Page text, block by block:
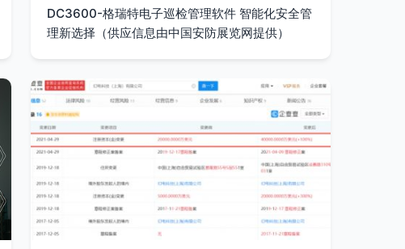
DC3600-格瑞特电子巡检管理软件 智能化安全管
理新选择（供应信息由中国安防展览网提供）